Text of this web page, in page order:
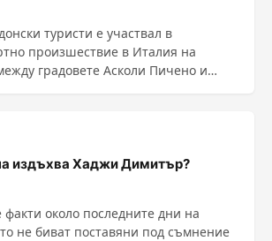
туристи е участвал в
произшествие в Италия на
градовете Асколи Пичено и
издъхва Хаджи Димитър?
факти около последните дни на
не биват поставяни под съмнение